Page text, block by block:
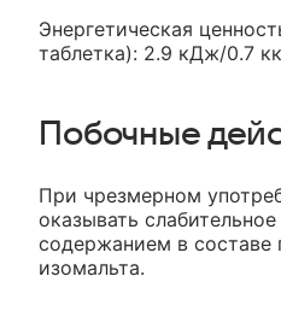
Энергетическая
таблетка): 2.9 кДж/0.7
Побочные
При чрезмерном
оказывать
содержанием в составе
изомальта.